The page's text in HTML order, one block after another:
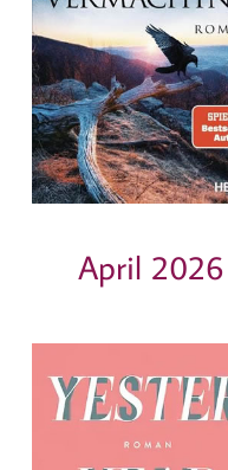
April 2026